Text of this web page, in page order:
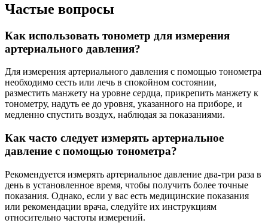
Частые вопросы
Как использовать тонометр для измерения
артериального давления?
Для измерения артериального давления с помощью тонометра
необходимо сесть или лечь в спокойном состоянии,
разместить манжету на уровне сердца, прикрепить манжету к
тонометру, надуть ее до уровня, указанного на приборе, и
медленно спустить воздух, наблюдая за показаниями.
Как часто следует измерять артериальное
давление с помощью тонометра?
Рекомендуется измерять артериальное давление два-три раза в
день в установленное время, чтобы получить более точные
показания. Однако, если у вас есть медицинские показания
или рекомендации врача, следуйте их инструкциям
относительно частоты измерений.